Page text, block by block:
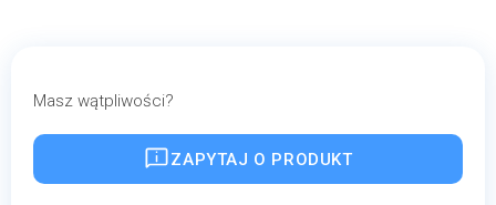
Masz wątpliwości?
ZAPYTAJ O PRODUKT